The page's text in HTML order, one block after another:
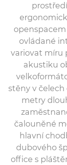
ovládané
variovat míru
akustiku
stěny v
metry
čalouněné
hlavní
dubového
office s